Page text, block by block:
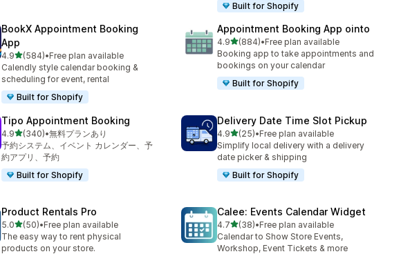
Built for Shopify
BookX Appointment Booking
App
4.95つ星中
(584)
合計レビュー数：584件
•Free plan available
Calendly style calendar booking &
scheduling for event, rental
Built for Shopify
Appointment Booking App ointo
4.95つ星中
(884)
合計レビュー数：884件
•Free plan available
Booking app to take appointments and
bookings on your calendar
Built for Shopify
Tipo Appointment Booking
4.95つ星中
(340)
合計レビュー数：340件
•無料プランあり
予約システム、イベント カレンダー、予
約アプリ、予約
Built for Shopify
Delivery Date Time Slot Pickup
4.95つ星中
(25)
合計レビュー数：25件
•Free plan available
Simplify local delivery with a delivery
date picker & shipping
Built for Shopify
Product Rentals Pro
5.05つ星中
(50)
合計レビュー数：50件
•Free plan available
The easy way to rent physical
products on your store.
Calee: Events Calendar Widget
4.75つ星中
(38)
合計レビュー数：38件
•Free plan available
Calendar to Show Store Events,
Workshop, Event Tickets & more